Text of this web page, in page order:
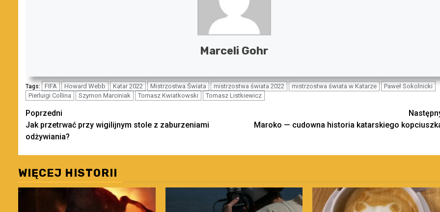
Marceli Gohr
Tags: FIFA Howard Webb Katar 2022 Mistrzostwa Świata mistrzostwa świata 2022 mistrzostwa świata w Katarze
Paweł Sokolnicki
Pierluigi Collina
Szymon Marciniak Tomasz Kwiatkowski Tomasz Listkiewicz
Zobacz
wpisy
Poprzedni
Jak przetrwać przy wigilijnym stole z zaburzeniami
odżywiania?
Maroko — cudowna historia katarskiego
WIĘCEJ HISTORII